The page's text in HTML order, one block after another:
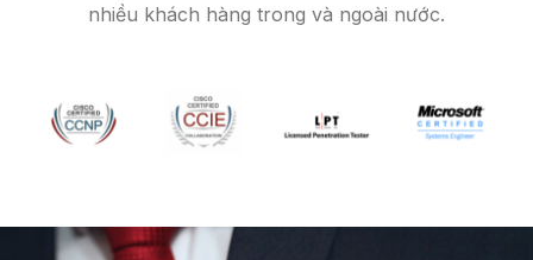
nhiều khách hàng trong và ngoài nước.